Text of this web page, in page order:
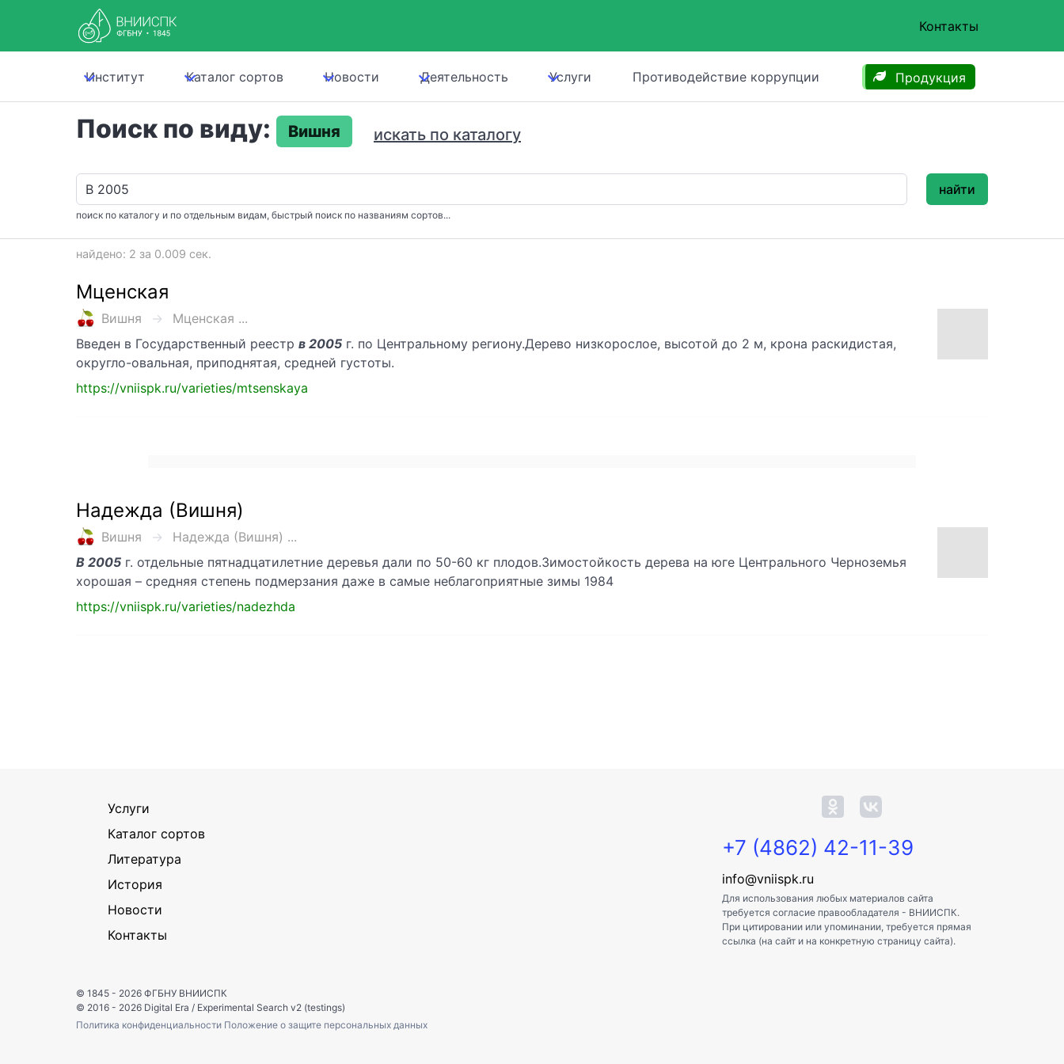
Контакты
Институт Каталог сортов Новости Деятельность Услуги Противодействие коррупции Продукция
Поиск по виду: Вишня искать по каталогу
поиск по каталогу и по отдельным видам, быстрый поиск по названиям сортов...
найти
найдено: 2 за 0.009 сек.
Мценская
Вишня
Мценская ...
Введен в Государственный реестр в 2005 г. по Центральному региону.Дерево низкорослое, высотой до 2 м, крона раскидистая,
округло-овальная, приподнятая, средней густоты.
https://vniispk.ru/varieties/mtsenskaya
Надежда (Вишня)
Вишня
Надежда (Вишня) ...
В 2005 г. отдельные пятнадцатилетние деревья дали по 50-60 кг плодов.Зимостойкость дерева на юге Центрального Черноземья
хорошая – средняя степень подмерзания даже в самые неблагоприятные зимы 1984
https://vniispk.ru/varieties/nadezhda
Услуги
Каталог сортов
Литература
История
Новости
Контакты
+7 (4862) 42-11-39
info@vniispk.ru
Для использования любых материалов сайта
требуется согласие правообладателя - ВНИИСПК.
При цитировании или упоминании, требуется прямая
ссылка (на сайт и на конкретную страницу сайта).
© 1845 - 2026 ФГБНУ ВНИИСПК
© 2016 - 2026 Digital Era / Experimental Search v2 (testings)
Политика конфиденциальности Положение о защите персональных данных